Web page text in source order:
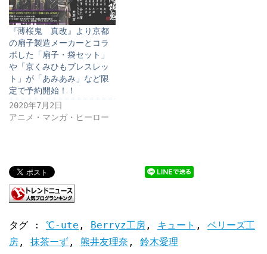
『薄桜鬼 真改』より京都
の扇子製造メーカーとコラ
ボした「扇子・袋セット」
や「京くみひもブレスレッ
ト」が「あみあみ」など限
定で予約開始！！
2020年7月2日
アニメ・マンガ・ヒーロー
タグ : ℃-ute , Berryz工房 , キュート , ベリーズ工
房 , 抹茶ーず , 熊井友理奈 , 鈴木愛理